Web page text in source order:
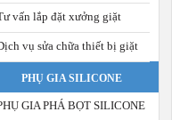
vấn lắp đặt xưởng giặt
vụ sửa chữa thiết bị giặt
PHỤ GIA SILICONE
GIA PHÁ BỌT SILICONE